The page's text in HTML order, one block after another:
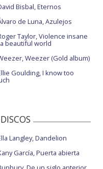
Bisbal, Eternos
de Luna, Azulejos
Taylor, Violence insane
beautiful world
Weezer (Gold album)
Goulding, I know too
Langley, Dandelion
García, Puerta abierta